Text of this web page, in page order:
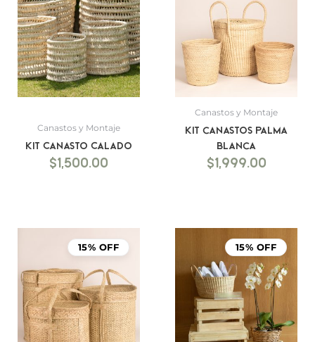
Canastos y Montaje
Kit Canasto Calado
$1,500.00
Canastos y Montaje
Kit canastos palma
blanca
$1,999.00
15% OFF 15% OFF